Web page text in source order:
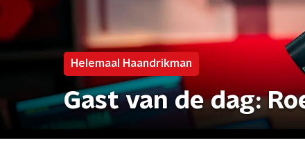
Helemaal Haandrikman
Gast van de dag: